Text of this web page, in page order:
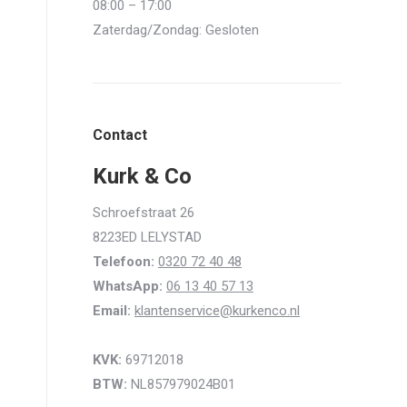
08:00 – 17:00
Zaterdag/Zondag: Gesloten
Contact
Kurk & Co
Schroefstraat 26
8223ED LELYSTAD
Telefoon: 0320 72 40 48
WhatsApp: 06 13 40 57 13
Email: klantenservice@kurkenco.nl
KVK: 69712018
BTW: NL857979024B01